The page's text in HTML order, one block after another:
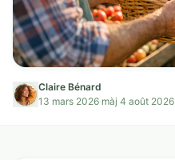
Claire Bénard
13 mars 2026·màj 4 août 2026